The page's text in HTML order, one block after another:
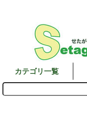
カテゴリ一覧